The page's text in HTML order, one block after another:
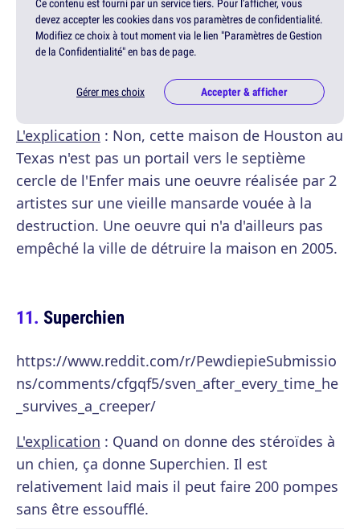
Ce contenu est fourni par un service tiers. Pour l'afficher, vous
devez accepter les cookies dans vos paramètres de confidentialité.
Modifiez ce choix à tout moment via le lien "Paramètres de Gestion
de la Confidentialité" en bas de page.
Gérer mes choix Accepter & afficher
L'explication : Non, cette maison de Houston au
Texas n'est pas un portail vers le septième
cercle de l'Enfer mais une oeuvre réalisée par 2
artistes sur une vieille mansarde vouée à la
destruction. Une oeuvre qui n'a d'ailleurs pas
empêché la ville de détruire la maison en 2005.
Superchien
https://www.reddit.com/r/PewdiepieSubmissio
ns/comments/cfgqf5/sven_after_every_time_he
_survives_a_creeper/
L'explication : Quand on donne des stéroïdes à
un chien, ça donne Superchien. Il est
relativement laid mais il peut faire 200 pompes
sans être essoufflé.